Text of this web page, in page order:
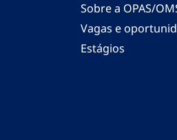
Sobre a OPAS/
Vagas e
Estágios